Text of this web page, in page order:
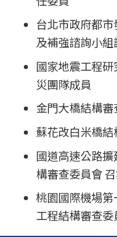
台北市政府都
及補強諮詢小組
國家地震工程
災團隊成員
金門大橋結構
蘇花改白米橋
國道高速公路
構審查委員會
桃園國際機場
工程結構審查委